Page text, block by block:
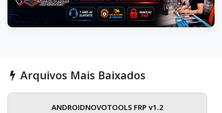
Arquivos Mais Baixados
ANDROIDNOVOTOOLS FRP v1.2